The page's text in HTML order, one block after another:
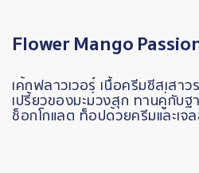
FlowerMango
เค้กฟลาวเวอร์ เนื้อครีมชีสเสา
เปรี้ยวของมะม่วงสุก ทานคู่กับ
ช็อกโกแลต ท็อปด้วยครีมและเจ